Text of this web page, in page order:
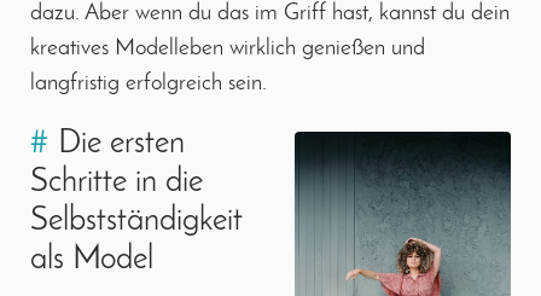
dazu. Aber wenn du das im Griff hast, kannst du dein
kreatives Modelleben wirklich genießen und
langfristig erfolgreich sein.
# Die ersten
Schritte in die
Selbstständigkeit
als Model